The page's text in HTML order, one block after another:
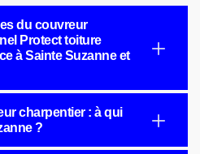
du couvreur
Protect toiture
à Sainte Suzanne et
charpentier : à qui
?